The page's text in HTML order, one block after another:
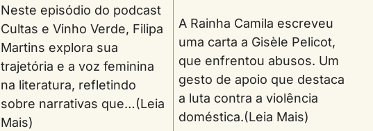
Neste episódio do podcast
Cultas e Vinho Verde, Filipa
Martins explora sua
trajetória e a voz feminina
na literatura, refletindo
sobre narrativas que…(Leia
Mais)
A Rainha Camila escreveu
uma carta a Gisèle Pelicot,
que enfrentou abusos. Um
gesto de apoio que destaca
a luta contra a violência
doméstica.(Leia Mais)